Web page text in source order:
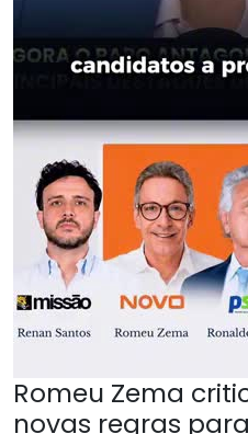
Romeu Zema
novas regras para